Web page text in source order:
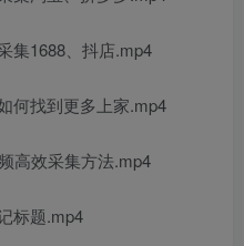
集1688、抖店.mp4
何找到更多上家.mp4
高效采集方法.mp4
标题.mp4